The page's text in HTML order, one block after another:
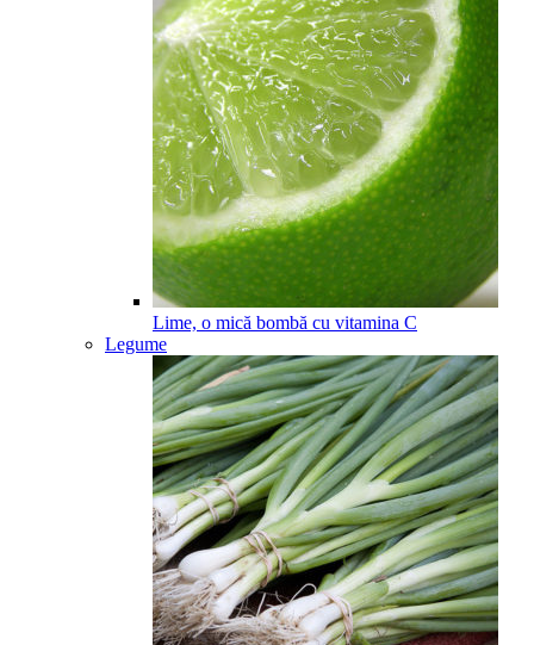
Lime, o mică bombă cu vitamina C
Legume